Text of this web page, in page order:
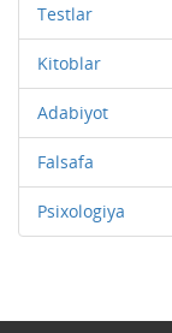
Testlar
Kitoblar
Adabiyot
Falsafa
Psixologiya